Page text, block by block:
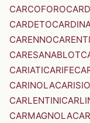
CARCOFORO
CARDETO
CARENNO
CARESANABLOT
CARIATICARIFE
CARINOLACARISIO
CARLENTINI
CARMAGNOLA